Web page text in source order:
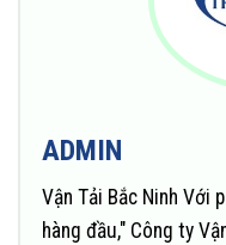
ADMIN
Vận Tải Bắc Ninh Với
hàng đầu," Công ty